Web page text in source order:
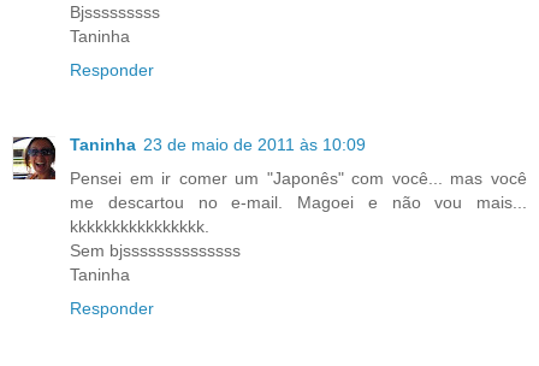
Bjsssssssss
Taninha
Responder
Taninha 23 de maio de 2011 às 10:09
Pensei em ir comer um "Japonês" com você... mas você
me descartou no e-mail. Magoei e não vou mais...
kkkkkkkkkkkkkkkk.
Sem bjssssssssssssss
Taninha
Responder